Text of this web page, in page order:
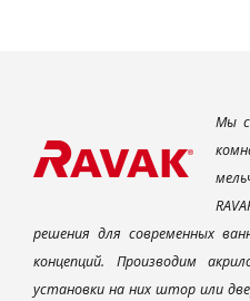
Мы
решения для современных
концепций. Производим
установки на них штор или